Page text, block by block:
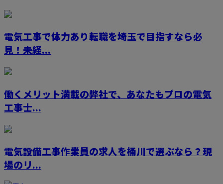
電気工事で体力あり転職を埼玉で目指すなら必
見！未経...
働くメリット満載の弊社で、あなたもプロの電気
工事士...
電気設備工事作業員の求人を桶川で選ぶなら？現
場のリ...